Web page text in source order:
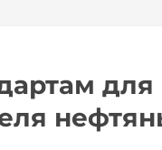
для